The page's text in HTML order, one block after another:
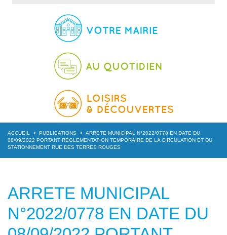
ACCUEIL > PUBLICATIONS > ARRETE MUNICIPAL N°2022/0778 EN DATE DU
08/09/2022 PORTANT RÈGLEMENTATION TEMPORAIRE DE LA CIRCULATION ET DU
STATIONNEMENT RUE DES TERRES ROUGES
ARRETE MUNICIPAL
N°2022/0778 EN DATE DU